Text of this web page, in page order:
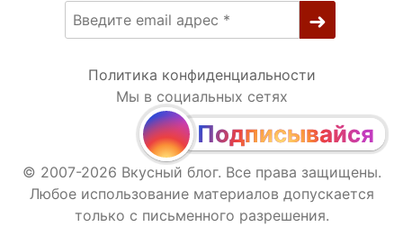
Политика конфиденциальности
Мы в социальных сетях
Подписывайся
© 2007-2026 Вкусный блог. Все права защищены.
Любое использование материалов допускается
только с письменного разрешения.